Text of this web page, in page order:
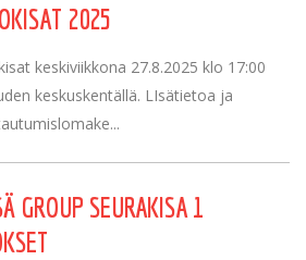
2025
keskiviikkona 27.8.2025 klo 17:00
keskuskentällä. LIsätietoa ja
GROUP SEURAKISA 1